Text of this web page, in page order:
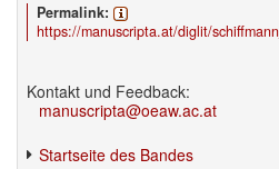
Permalink:
https://manuscripta.at/diglit/
Kontakt und Feedback:
manuscripta@oeaw.ac.at
Startseite des Bandes